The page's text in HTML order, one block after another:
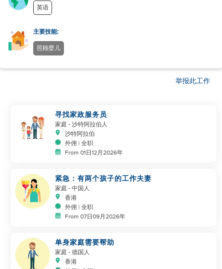
英语
主要技能:
照顾婴儿
举报此工作
寻找家政服务员
家庭 - 沙特阿拉伯人
沙特阿拉伯
外佣 | 全职
From 01日12月2026年
紧急：有两个孩子的工作夫妻
家庭 - 中国人
香港
外佣 | 全职
From 07日09月2026年
单身家庭需要帮助
家庭 - 德国人
香港